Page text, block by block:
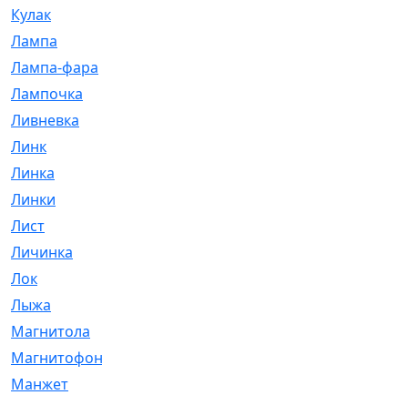
Кулак
Лампа
Лампа-фара
Лампочка
Ливневка
Линк
Линка
Линки
Лист
Личинка
Лок
Лыжа
Магнитола
Магнитофон
Манжет